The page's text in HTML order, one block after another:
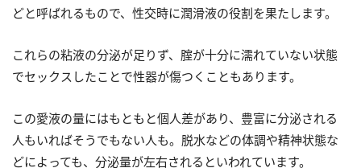
どと呼ばれるもので、性交時に潤滑液の役割を果たします。
これらの粘液の分泌が足りず、腟が十分に濡れていない状態
でセックスしたことで性器が傷つくこともあります。
この愛液の量にはもともと個人差があり、豊富に分泌される
人もいればそうでもない人も。脱水などの体調や精神状態な
どによっても、分泌量が左右されるといわれています。